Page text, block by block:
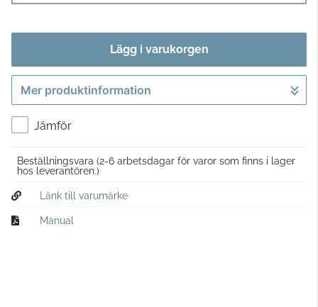
Lägg i varukorgen
Gå till kassan
Mer produktinformation
Jämför
Beställningsvara (2-6 arbetsdagar för varor som finns i lager
hos leverantören.)
Länk till varumärke
Manual